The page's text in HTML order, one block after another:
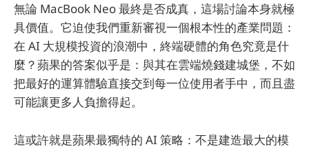
無論 MacBook Neo 最終是否成真，這場討論本身就極
具價值。它迫使我們重新審視一個根本性的產業問題：
在 AI 大規模投資的浪潮中，終端硬體的角色究竟是什
麼？蘋果的答案似乎是：與其在雲端燒錢建城堡，不如
把最好的運算體驗直接交到每一位使用者手中，而且盡
可能讓更多人負擔得起。
這或許就是蘋果最獨特的 AI 策略：不是建造最大的模